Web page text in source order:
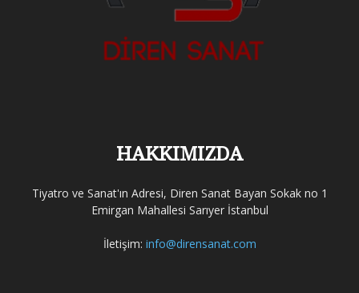
HAKKIMIZDA
Tiyatro ve Sanat'ın Adresi, Diren Sanat Bayan Sokak no 1
Emirgan Mahallesi Sarıyer İstanbul
İletişim: info@dirensanat.com